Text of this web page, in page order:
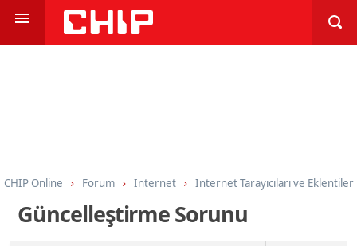
CHIP Online Forum Internet Internet Tarayıcıları ve Eklentiler
Güncelleştirme Sorunu